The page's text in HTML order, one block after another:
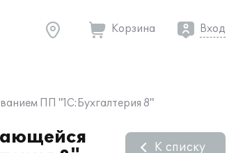
Корзина Вход
ПП "1С:Бухгалтерия 8"
К списку